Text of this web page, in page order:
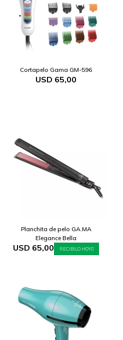
Cortapelo Gama GM-596
USD 65,00
Planchita de pelo GA.MA
Elegance Bella
USD 65,00 RECIBILO HOY